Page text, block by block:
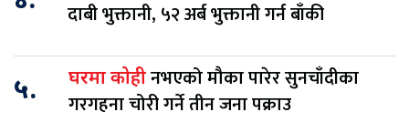
दाबी भुक्तानी, ५२ अर्ब भुक्तानी गर्न बाँकी
५. घरमा कोहीनभएको मौका पारेर सुनचाँदीका
गरगहना चोरी गर्ने तीन जना पक्राउ